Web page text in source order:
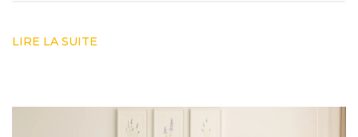
LIRE LA SUITE